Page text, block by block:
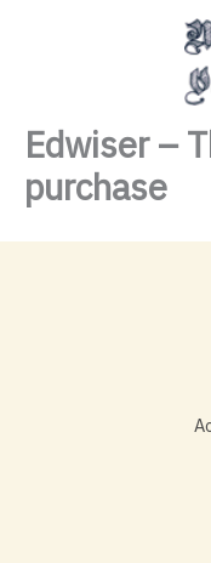
Edwiser –
purchase